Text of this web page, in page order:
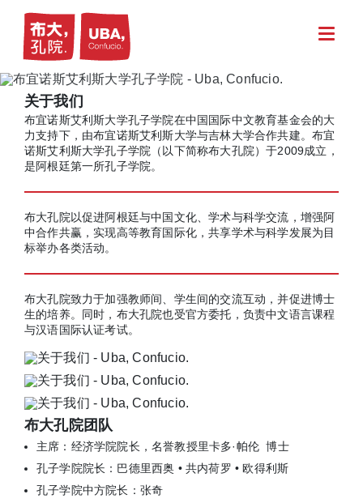
关于我们
布宜诺斯艾利斯大学孔子学院在中国国际中文教育基金会的大
力支持下，由布宜诺斯艾利斯大学与吉林大学合作共建。布宜
诺斯艾利斯大学孔子学院（以下简称布大孔院）于2009成立，
是阿根廷第一所孔子学院。
布大孔院以促进阿根廷与中国文化、学术与科学交流，增强阿
中合作共赢，实现高等教育国际化，共享学术与科学发展为目
标举办各类活动。
布大孔院致力于加强教师间、学生间的交流互动，并促进博士
生的培养。同时，布大孔院也受官方委托，负责中文语言课程
与汉语国际认证考试。
布大孔院团队
主席：经济学院院长，名誉教授里卡多·帕伦 博士
孔子学院院长：巴德里西奥 • 共内荷罗 • 欧得利斯
孔子学院中方院长：张奇